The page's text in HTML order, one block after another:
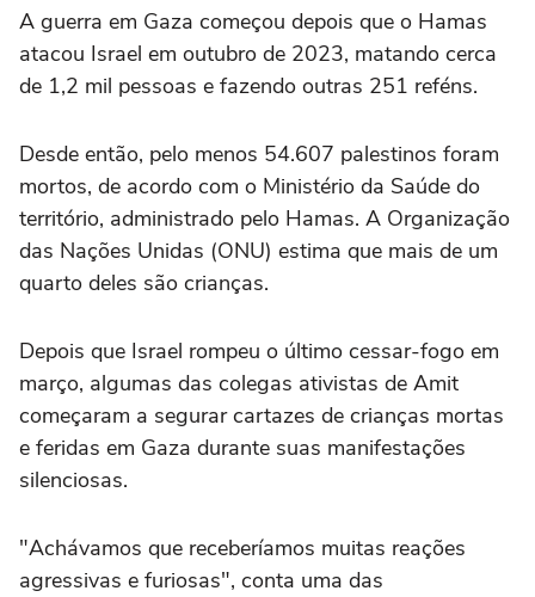
A guerra em Gaza começou depois que o Hamas
atacou Israel em outubro de 2023, matando cerca
de 1,2 mil pessoas e fazendo outras 251 reféns.
Desde então, pelo menos 54.607 palestinos foram
mortos, de acordo com o Ministério da Saúde do
território, administrado pelo Hamas. A Organização
das Nações Unidas (ONU) estima que mais de um
quarto deles são crianças.
Depois que Israel rompeu o último cessar-fogo em
março, algumas das colegas ativistas de Amit
começaram a segurar cartazes de crianças mortas
e feridas em Gaza durante suas manifestações
silenciosas.
"Achávamos que receberíamos muitas reações
agressivas e furiosas", conta uma das